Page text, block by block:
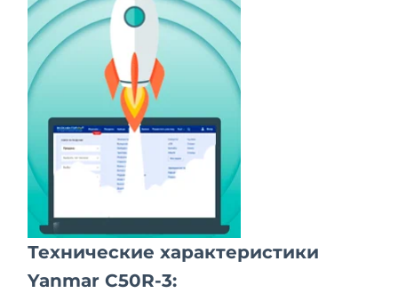
Технические характеристики
Yanmar C50R-3: